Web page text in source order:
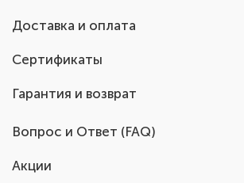
Доставка и оплата
Сертификаты
Гарантия и возврат
Вопрос и Ответ (FAQ)
Акции